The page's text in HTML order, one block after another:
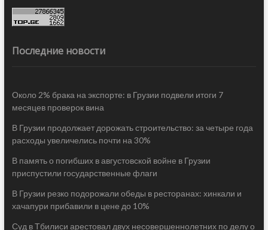
Последние новости
Около 2% брака на экспорте: в Грузии подвели итоги 7
месяцев проверок вина
В Грузии продолжает дорожать строительство: за четыре года
расходы увеличелись почти на 30%
В память о погибших в августовской войне в Грузии
приспустили государственные флаги
В Грузии резко подорожали обеды в ресторанах: хинкали и
хачапури прибавили в цене до 10%
Суд в Тбилиси арестовал двух несовершеннолетних по делу о